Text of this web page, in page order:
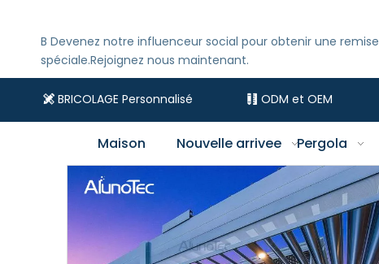
B Devenez notre influenceur social pour obtenir une remise
spéciale.Rejoignez nous maintenant.
 BRICOLAGE Personnalisé  ODM et OEM
Maison Nouvelle arrivee Pergola